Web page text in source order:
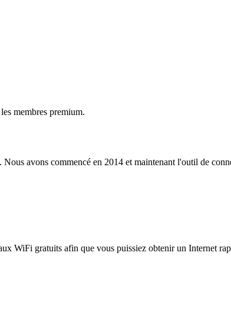
membres premium.
avons commencé en 2014 et maintenant l'outil de
WiFi gratuits afin que vous puissiez obtenir un Internet